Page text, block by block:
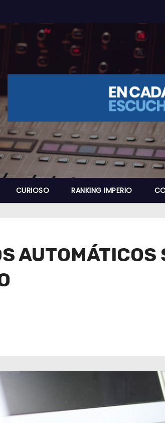
CURIOSO RANKING IMPERIO
AUTOMÁTICOS